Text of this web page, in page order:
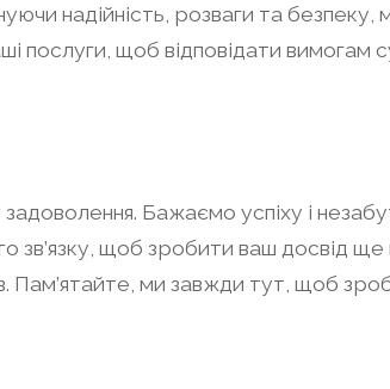
надійність, розваги та
послуги, щоб відповідати вимогам
Бажаємо успіху і
зв’язку, щоб зробити ваш досвід
ми завжди тут, щоб